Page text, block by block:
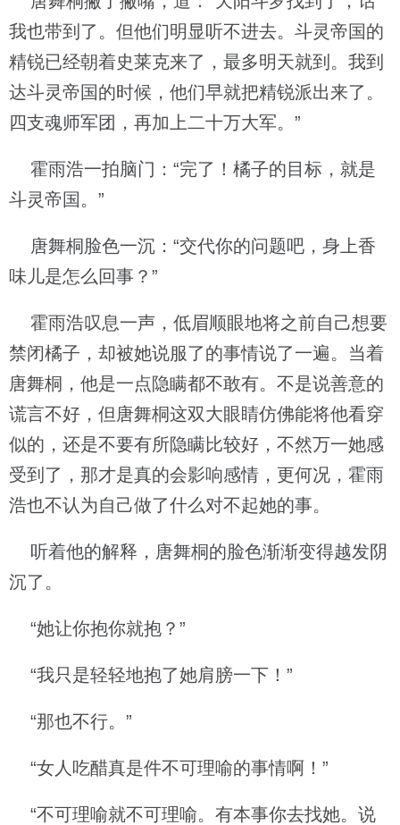
我也带到了。但他们明显听不进去。斗灵帝国的
精锐已经朝着史莱克来了，最多明天就到。我到
达斗灵帝国的时候，他们早就把精锐派出来了。
四支魂师军团，再加上二十万大军。”
霍雨浩一拍脑门：“完了！橘子的目标，就是
斗灵帝国。”
唐舞桐脸色一沉：“交代你的问题吧，身上香
味儿是怎么回事？”
霍雨浩叹息一声，低眉顺眼地将之前自己想要
禁闭橘子，却被她说服了的事情说了一遍。当着
唐舞桐，他是一点隐瞒都不敢有。不是说善意的
谎言不好，但唐舞桐这双大眼睛仿佛能将他看穿
似的，还是不要有所隐瞒比较好，不然万一她感
受到了，那才是真的会影响感情，更何况，霍雨
浩也不认为自己做了什么对不起她的事。
听着他的解释，唐舞桐的脸色渐渐变得越发阴
沉了。
“她让你抱你就抱？”
“我只是轻轻地抱了她肩膀一下！”
“那也不行。”
“女人吃醋真是件不可理喻的事情啊！”
“不可理喻就不可理喻。有本事你去找她。说